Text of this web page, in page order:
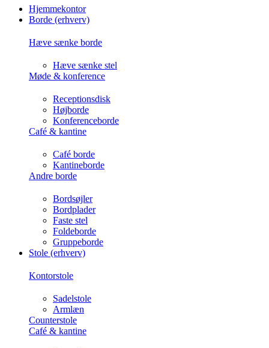
Hjemmekontor
Borde (erhverv)
Hæve sænke borde
Hæve sænke stel
Møde & konference
Receptionsdisk
Højborde
Konferenceborde
Café & kantine
Café borde
Kantineborde
Andre borde
Bordsøjler
Bordplader
Faste stel
Foldeborde
Gruppeborde
Stole (erhverv)
Kontorstole
Sadelstole
Armlæn
Counterstole
Café & kantine